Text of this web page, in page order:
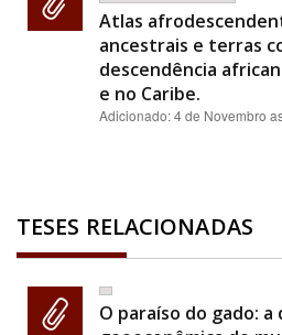
Atlas
ancestrais e terras
descendência
e no Caribe.
Adicionado:4 de Novembro
TESES RELACIONADAS
O paraíso do gado: a